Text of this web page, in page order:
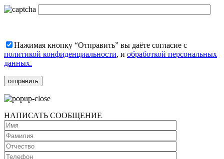
Нажимая кнопку “Отправить” вы даёте согласие с
политикой конфиденциальности, и обработкой персональных
данных.
НАПИСАТЬ СООБЩЕНИЕ